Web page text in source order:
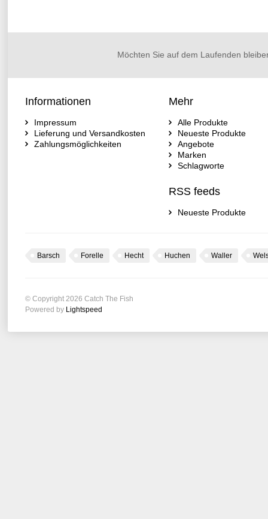
Möchten Sie auf dem Laufenden
Informationen
Impressum
Lieferung und Versandkosten
Zahlungsmöglichkeiten
Mehr
Alle Produkte
Neueste Produkte
Angebote
Marken
Schlagworte
RSS feeds
Neueste Produkte
Barsch Forelle Hecht Huchen Waller
© Copyright 2026 Catch The Fish
Powered by Lightspeed